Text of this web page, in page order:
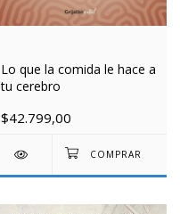
Lo que la comida le hace a
tu cerebro
$42.799,00